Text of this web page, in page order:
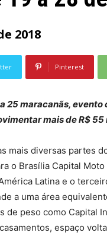
2018
Pinterest
25 maracanãs,
mais de R$
mais diversas partes
o Brasília Capital
Latina e o
a uma área
de peso como Capital
espaço